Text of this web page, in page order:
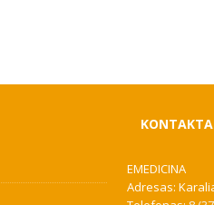
EMEDICINA
Adresas: